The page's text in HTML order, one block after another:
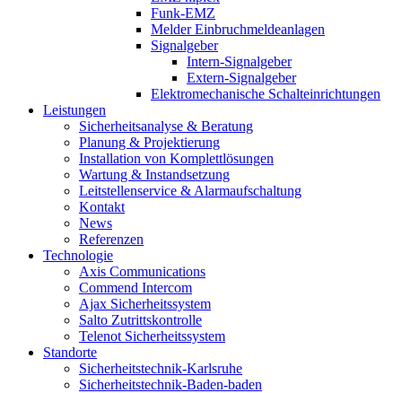
Funk-EMZ
Melder Einbruchmeldeanlagen
Signalgeber
Intern-Signalgeber
Extern-Signalgeber
Elektromechanische Schalteinrichtungen
Leistungen
Sicherheitsanalyse & Beratung
Planung & Projektierung​
Installation von Komplettlösungen
Wartung & Instandsetzung
Leitstellenservice & Alarmaufschaltung
Kontakt
News
Referenzen
Technologie
Axis Communications
Commend Intercom
Ajax Sicherheitssystem​
Salto Zutrittskontrolle
Telenot Sicherheitssystem
Standorte
Sicherheitstechnik-Karlsruhe
Sicherheitstechnik-Baden-baden